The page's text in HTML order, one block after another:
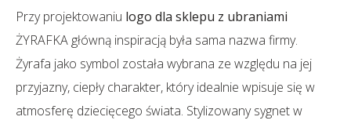
Przy projektowaniu logo dla sklepu z ubraniami
ŻYRAFKA główną inspiracją była sama nazwa firmy.
Żyrafa jako symbol została wybrana ze względu na jej
przyjazny, ciepły charakter, który idealnie wpisuje się w
atmosferę dziecięcego świata. Stylizowany sygnet w